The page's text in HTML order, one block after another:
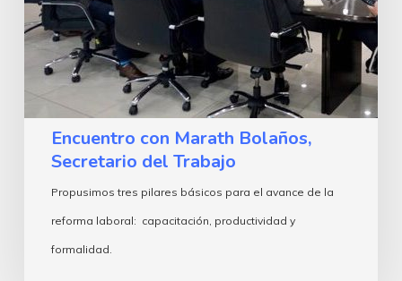
Encuentro con Marath Bolaños,
Secretario del Trabajo
Propusimos tres pilares básicos para el avance de la
reforma laboral: capacitación, productividad y
formalidad.